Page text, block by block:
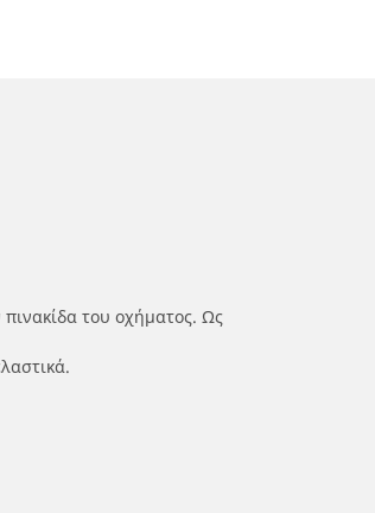
του οχήματος. Ως